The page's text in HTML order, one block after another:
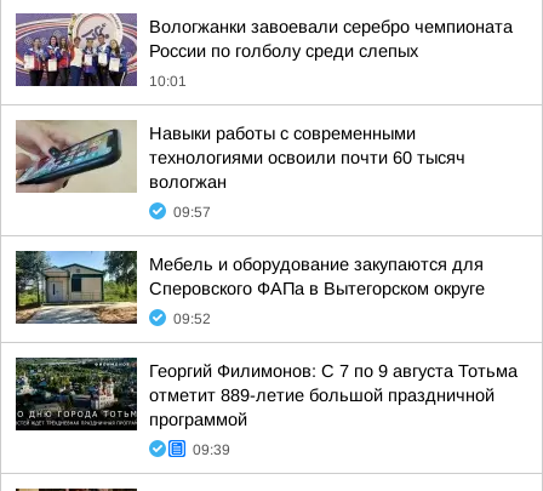
Вологжанки завоевали серебро чемпионата
России по голболу среди слепых
10:01
Навыки работы с современными
технологиями освоили почти 60 тысяч
вологжан
09:57
Мебель и оборудование закупаются для
Сперовского ФАПа в Вытегорском округе
09:52
Георгий Филимонов: С 7 по 9 августа Тотьма
отметит 889-летие большой праздничной
программой
09:39